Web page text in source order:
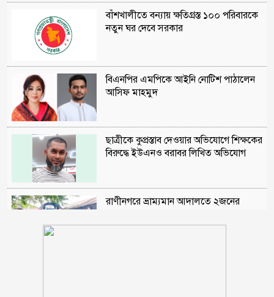
বাঁশখালীতে বন্যায় ক্ষতিগ্রস্ত ১০০ পরিবারকে
নতুন ঘর দেবে সরকার
বিএনপির এমপিকে আইনি নোটিশ পাঠালেন
আসিফ মাহমুদ
ছাত্রীকে কুপ্রস্তাব দেওয়ার অভিযোগে শিক্ষকের
বিরুদ্ধে ইউএনও বরাবর লিখিত অভিযোগ
রাণীনগরে ভ্রাম্যমান আদালতে ২জনের